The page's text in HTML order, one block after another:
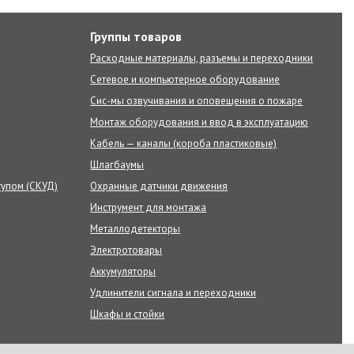
(СКУД)
Группы товаров
Расходные материалы, разъемы и переходники
Сетевое и компьютерное оборудование
Сис-мы озвучивания и оповещения о пожаре
Монтаж оборудования и ввод в эксплуатацию
Кабель — каналы (короба пластиковые)
Шлагбаумы
Охранные датчики движения
Инструмент для монтажа
Металлодетекторы
Электротовары
Аккумуляторы
Удлинители сигнала и переходники
Шкафы и стойки